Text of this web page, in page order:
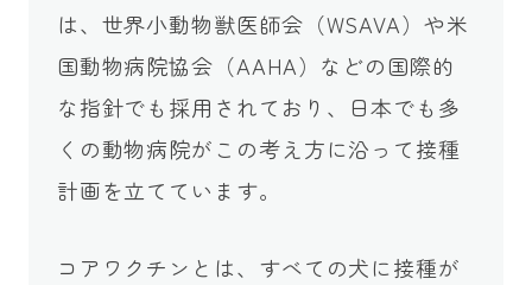
は、世界小動物獣医師会（WSAVA）や米
国動物病院協会（AAHA）などの国際的
な指針でも採用されており、日本でも多
くの動物病院がこの考え方に沿って接種
計画を立てています。
コアワクチンとは、すべての犬に接種が